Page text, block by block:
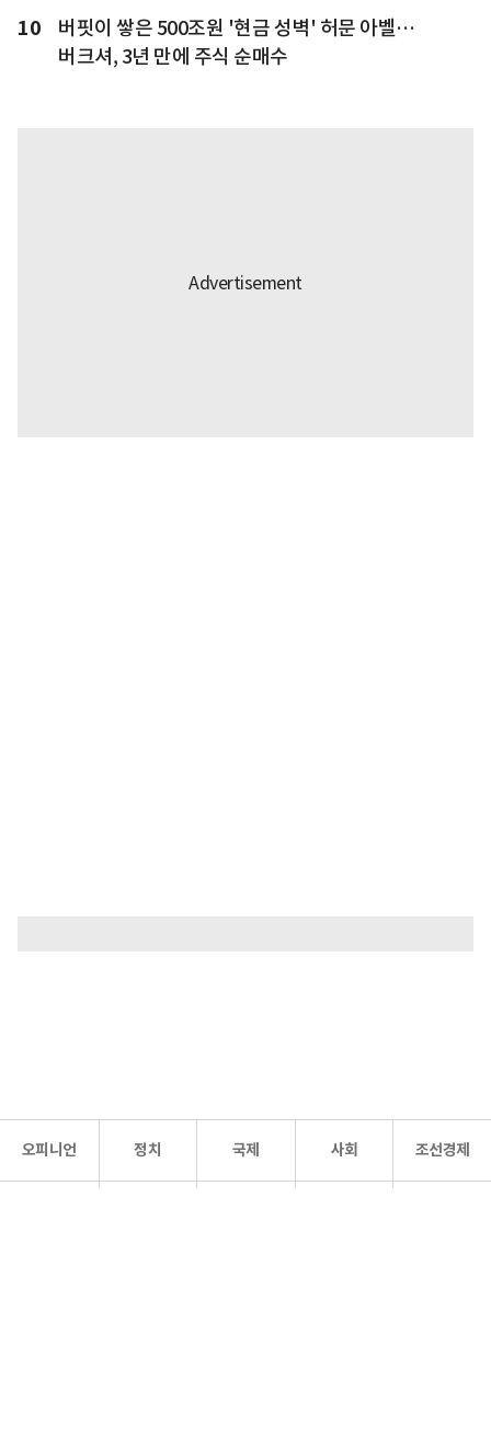
10
버핏이 쌓은 500조원 '현금 성벽' 허문 아벨…
버크셔, 3년 만에 주식 순매수
오피니언 정치 국제 사회 조선경제